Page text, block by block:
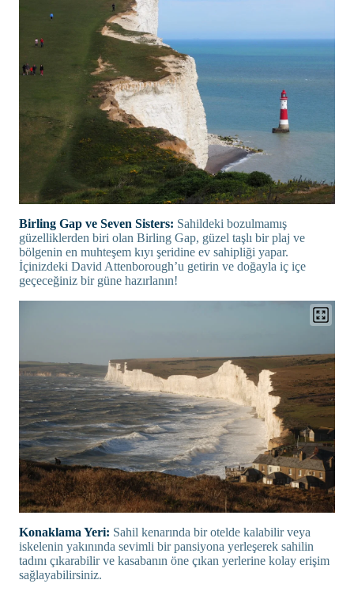
Birling Gap ve Seven Sisters: Sahildeki bozulmamış
güzelliklerden biri olan Birling Gap, güzel taşlı bir plaj ve
bölgenin en muhteşem kıyı şeridine ev sahipliği yapar.
İçinizdeki David Attenborough’u getirin ve doğayla iç içe
geçeceğiniz bir güne hazırlanın!
Konaklama Yeri: Sahil kenarında bir otelde kalabilir veya
iskelenin yakınında sevimli bir pansiyona yerleşerek sahilin
tadını çıkarabilir ve kasabanın öne çıkan yerlerine kolay erişim
sağlayabilirsiniz.